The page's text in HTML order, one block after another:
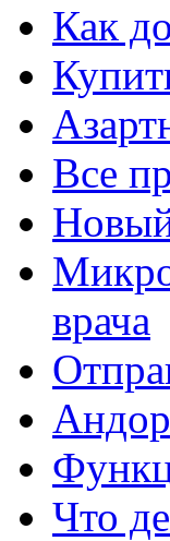
Как
Все
врача
Что